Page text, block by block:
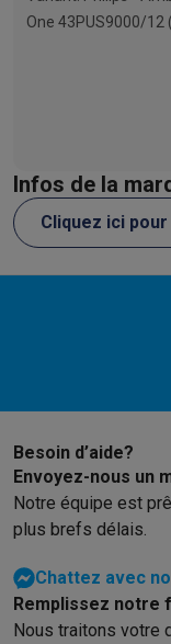
de nombreux
console de jeux,
comme Netflix ou
vous connecter à
et sans tracas.
One 43PUS9000/12
Infos de la
Cliquez ici
Besoin d’aide?
Envoyez-nous un
Notre équipe est
plus brefs délais.
Chattez avec
Remplissez notre
Nous traitons votre